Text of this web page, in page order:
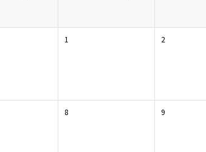
1 2
8 9